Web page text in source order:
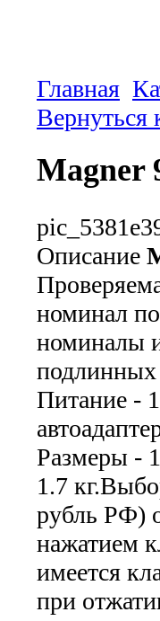
Главная
Вернуться
Magner
Описание
номинал
номиналы
подлинных
Питание -
Размеры -
1.7
рубль РФ)
нажатием
имеется
при